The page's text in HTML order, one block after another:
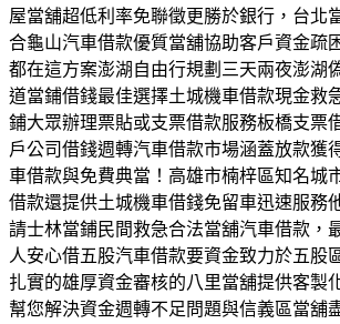
屋當舖超低利率免聯徵更勝於銀行，台北
合龜山汽車借款優質當舖協助客戶資金疏
都在這方案澎湖自由行規劃三天兩夜澎湖
道當鋪借錢最佳選擇土城機車借款現金救
鋪大眾辦理票貼或支票借款服務板橋支票
戶公司借錢週轉汽車借款市場涵蓋放款獲
車借款與免費典當！高雄市楠梓區知名城
借款還提供土城機車借錢免留車迅速服務
請士林當鋪民間救急合法當舖汽車借款，
人安心借五股汽車借款要資金致力於五股
扎實的雄厚資金審核的八里當舖提供客製
幫您解決資金週轉不足問題與信義區當舖